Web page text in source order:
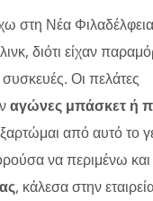
στη Νέα
διότι είχαν
συσκευές. Οι πελάτες
αγώνες μπάσκετ ή
από αυτό το
να περιμένω
, κάλεσα στην